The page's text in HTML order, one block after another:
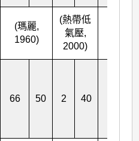
(瑪麗,
1960)
(熱帶低
氣壓,
2000)
66 50 2 40